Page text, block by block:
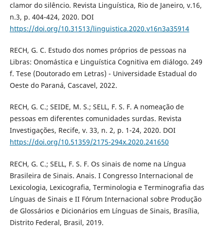
clamor do silêncio. Revista Linguística, Rio de Janeiro, v.16,
n.3, p. 404-424, 2020. DOI
https://doi.org/10.31513/linguistica.2020.v16n3a35914
RECH, G. C. Estudo dos nomes próprios de pessoas na
Libras: Onomástica e Linguística Cognitiva em diálogo. 249
f. Tese (Doutorado em Letras) - Universidade Estadual do
Oeste do Paraná, Cascavel, 2022.
RECH, G. C.; SEIDE, M. S.; SELL, F. S. F. A nomeação de
pessoas em diferentes comunidades surdas. Revista
Investigações, Recife, v. 33, n. 2, p. 1-24, 2020. DOI
https://doi.org/10.51359/2175-294x.2020.241650
RECH, G. C.; SELL, F. S. F. Os sinais de nome na Língua
Brasileira de Sinais. Anais. I Congresso Internacional de
Lexicologia, Lexicografia, Terminologia e Terminografia das
Línguas de Sinais e II Fórum Internacional sobre Produção
de Glossários e Dicionários em Línguas de Sinais, Brasília,
Distrito Federal, Brasil, 2019.